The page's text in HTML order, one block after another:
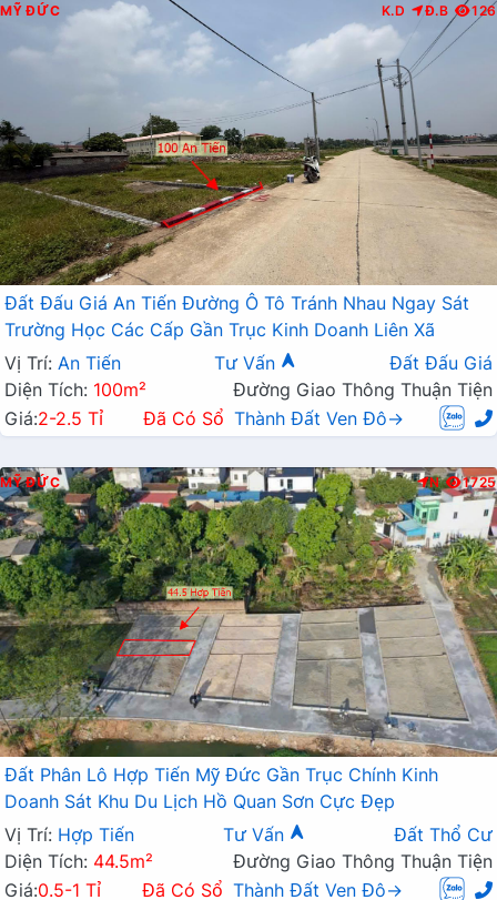
MỸ ĐỨC K.D Đ.B 126
Đất Đấu Giá An Tiến Đường Ô Tô Tránh Nhau Ngay Sát
Trường Học Các Cấp Gần Trục Kinh Doanh Liên Xã
Vị Trí: An Tiến Tư Vấn
Đất Đấu Giá
Diện Tích: 100m²
Đường Giao Thông Thuận Tiện
Giá:2-2.5 Tỉ Đã Có Sổ Thành Đất Ven Đô→
MỸ ĐỨC N 1725
Đất Phân Lô Hợp Tiến Mỹ Đức Gần Trục Chính Kinh
Doanh Sát Khu Du Lịch Hồ Quan Sơn Cực Đẹp
Vị Trí: Hợp Tiến Tư Vấn
Đất Thổ Cư
Diện Tích: 44.5m²
Đường Giao Thông Thuận Tiện
Giá:0.5-1 Tỉ Đã Có Sổ Thành Đất Ven Đô→